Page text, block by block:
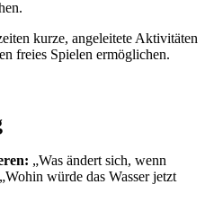
kurze, angeleitete Aktivitäten
freies Spielen ermöglichen.
„Was ändert sich, wenn
würde das Wasser jetzt